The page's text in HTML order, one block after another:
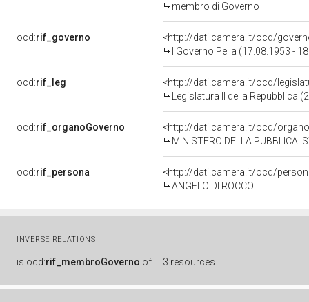
membro di Governo
ocd:rif_governo
<http://dati.camera.it/ocd/
I Governo Pella (17.08.1953 -
ocd:rif_leg
<http://dati.camera.it/ocd/
Legislatura II della Repubblica
ocd:rif_organoGoverno
<http://dati.camera.it/ocd/
MINISTERO DELLA PUBBLICA
ocd:rif_persona
<http://dati.camera.it/ocd/
ANGELO DI ROCCO
INVERSE RELATIONS
is ocd:rif_membroGoverno of 3 resources